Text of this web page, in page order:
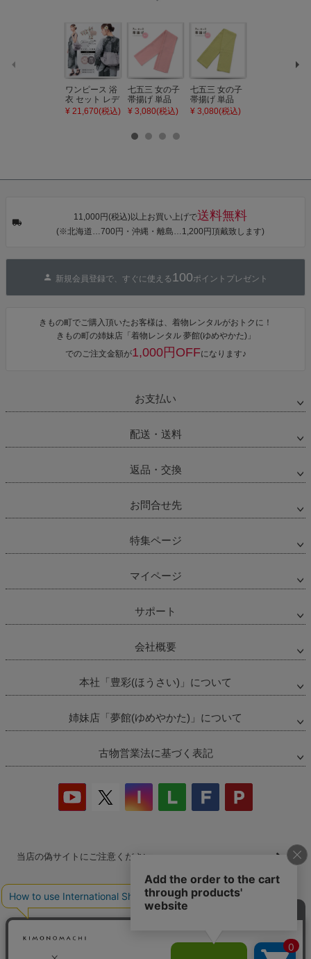
ワンピース 浴
衣 セット レデ
ィース 吸水速
タン・夜の葉
カシュクール
ワンピース 簡
単着付け 大人
¥ 21,670(税込)
七五三 女の子
帯揚げ 単品
「灰桃色」日
びあげ 和装 着
【メール便不
¥ 3,080(税込)
七五三 女の子
帯揚げ 単品
「若葉色」日
【メール便不
¥ 3,080(税込)
【メール便不
11,000円(税込)以上お買い上げで送料無料
(※北海道…700円・沖縄・離島…1,200円頂戴致します)
新規会員登録で、すぐに使える 100ポイントプレゼント
きもの町でご購入頂いたお客様は、着物レンタルがおトクに！
きもの町の姉妹店「着物レンタル 夢館(ゆめやかた)」
でのご注文金額が1,000円OFFになります♪
お支払い
配送・送料
返品・交換
お問合せ先
特集ページ
マイページ
サポート
会社概要
本社「豊彩(ほうさい)」について
姉妹店「夢館(ゆめやかた)」について
古物営業法に基づく表記
当店の偽サイトにご注意ください
商品の無断販売・転売の禁止について